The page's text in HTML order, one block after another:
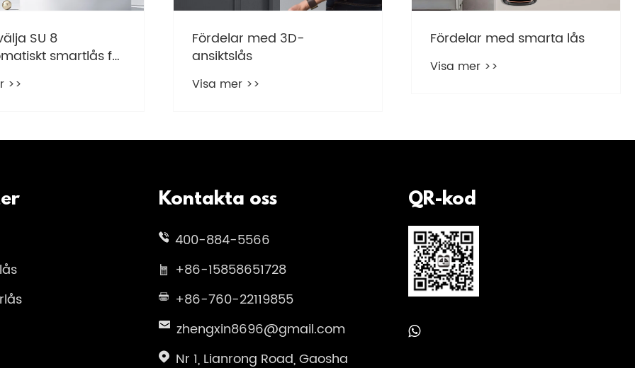
mellan
knappsats och
>>
Hur förvandlar AIC618
helautomatisk AI Smart
Visa mer >>
Varför välja SU 8
moderna säkerhetsbehov?
Kontakta oss
400-884-5566
+86-15858651728
+86-760-22119855
zhengxin8696@gmail.com
Nr 1, Lianrong Road, Gaosha
QR-kod